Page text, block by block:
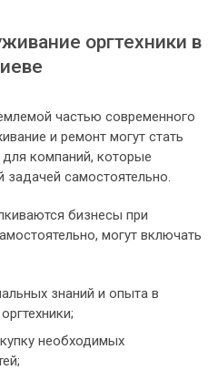
оргтехники в
частью современного
и ремонт могут стать
компаний, которые
задачей самостоятельно.
бизнесы при
могут включать
знаний и опыта в
необходимых